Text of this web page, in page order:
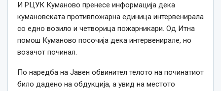
И РЦУК Куманово пренесе информација дека
кумановската противпожарна единица интервенирала
со едно возило и четворица пожарникари. Од Итна
помош Куманово посочија дека интервенирале, но
возачот починал.
По наредба на Јавен обвинител телото на починатиот
било дадено на обдукција, а увид на местото